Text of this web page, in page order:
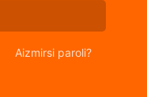
Aizmirsi paroli?